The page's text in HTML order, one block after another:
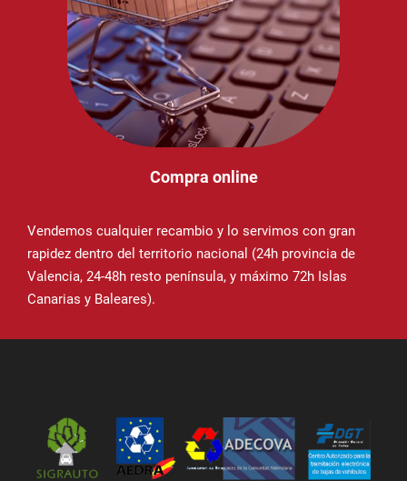
Compra online
Vendemos cualquier recambio y lo servimos con gran
rapidez dentro del territorio nacional (24h provincia de
Valencia, 24-48h resto península, y máximo 72h Islas
Canarias y Baleares).